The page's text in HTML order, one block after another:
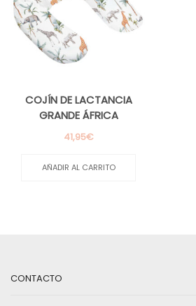
COJÍN DE LACTANCIA
GRANDE ÁFRICA
41,95€
AÑADIR AL CARRITO
CONTACTO